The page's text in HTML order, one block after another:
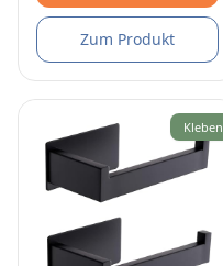
Zum Produkt
Kleben